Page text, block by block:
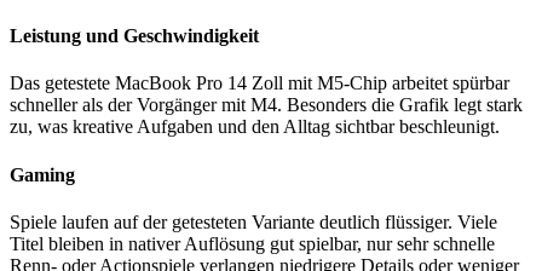
Leistung und Geschwindigkeit
Das getestete MacBook Pro 14 Zoll mit M5-Chip arbeitet spürbar
schneller als der Vorgänger mit M4. Besonders die Grafik legt stark
zu, was kreative Aufgaben und den Alltag sichtbar beschleunigt.
Gaming
Spiele laufen auf der getesteten Variante deutlich flüssiger. Viele
Titel bleiben in nativer Auflösung gut spielbar, nur sehr schnelle
Renn- oder Actionspiele verlangen niedrigere Details oder weniger